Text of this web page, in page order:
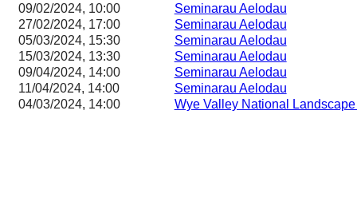
09/02/2024, 10:00 Seminarau Aelodau
27/02/2024, 17:00 Seminarau Aelodau
05/03/2024, 15:30 Seminarau Aelodau
15/03/2024, 13:30 Seminarau Aelodau
09/04/2024, 14:00 Seminarau Aelodau
11/04/2024, 14:00 Seminarau Aelodau
04/03/2024, 14:00 Wye Valley National